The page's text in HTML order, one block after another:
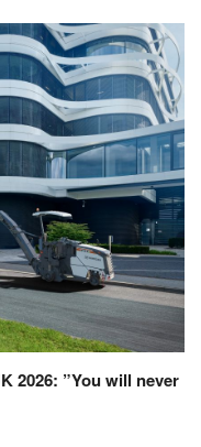
2026: ”You will never